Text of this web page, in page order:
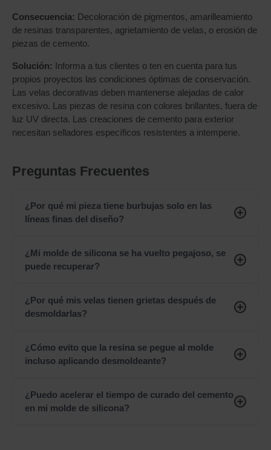
Consecuencia: Decoloración de pigmentos, amarilleamiento
de resinas transparentes, agrietamiento de velas, o erosión de
piezas de cemento.
Solución: Informa a tus clientes o ten en cuenta para tus
propios proyectos las condiciones óptimas de conservación.
Las velas decorativas deben mantenerse alejadas de calor
excesivo. Las piezas de resina con colores brillantes, fuera de
luz UV directa. Las creaciones de cemento para exterior
necesitan selladores específicos resistentes a intemperie.
Preguntas Frecuentes
¿Por qué mi pieza tiene burbujas solo en las
líneas finas del diseño?
¿Mi molde de silicona se ha vuelto pegajoso, se
puede recuperar?
¿Por qué mis velas tienen grietas después de
desmoldarlas?
¿Cómo evito que la resina se pegue al molde
incluso aplicando desmoldeante?
¿Puedo acelerar el tiempo de curado del cemento
en mi molde de silicona?